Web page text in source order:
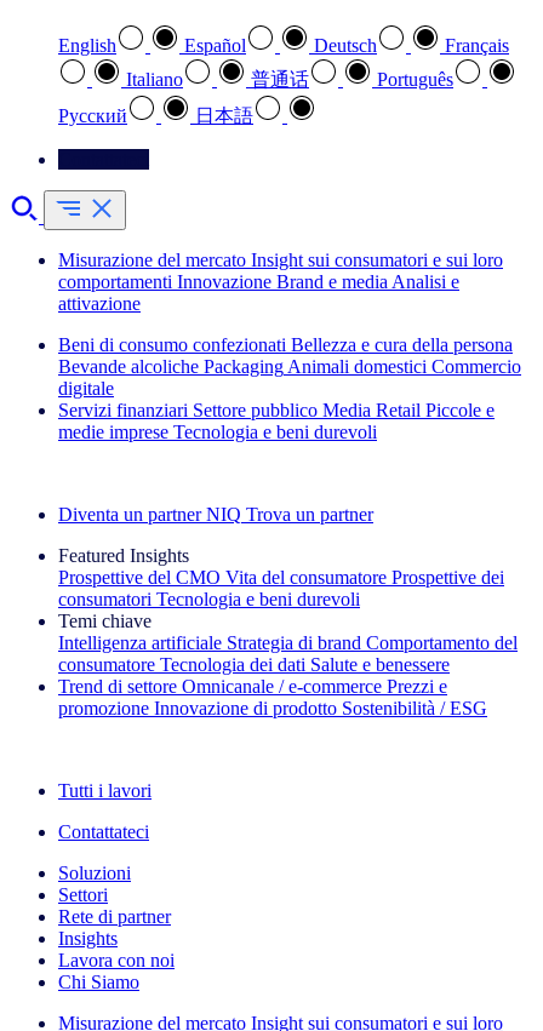
English Español Deutsch
Français
Italiano
普通话
Português
Pусский
日本語
Misurazione del mercato Insight sui consumatori e sui loro
comportamenti Innovazione Brand e media Analisi e
attivazione
Beni di consumo confezionati Bellezza e cura della persona
Bevande alcoliche Packaging Animali domestici Commercio
digitale
Servizi finanziari Settore pubblico Media Retail Piccole e
medie imprese Tecnologia e beni durevoli
Diventa un partner NIQ Trova un partner
Featured Insights
Prospettive del CMO Vita del consumatore Prospettive dei
consumatori Tecnologia e beni durevoli
Temi chiave
Intelligenza artificiale Strategia di brand Comportamento del
consumatore Tecnologia dei dati Salute e benessere
Trend di settore Omnicanale / e‑commerce Prezzi e
promozione Innovazione di prodotto Sostenibilità / ESG
Tutti i lavori
Contattateci
Soluzioni
Settori
Rete di partner
Insights
Lavora con noi
Chi Siamo
Misurazione del mercato Insight sui consumatori e sui loro